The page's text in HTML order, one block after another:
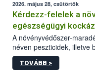
2026. május 28, csütörtök
Kérdezz-felelek a
egészségügyi
A növényvédőszer-
néven peszticidek, illetve
melyek a terményekben
szüretelést, illetve tárolást
TOVÁBB >